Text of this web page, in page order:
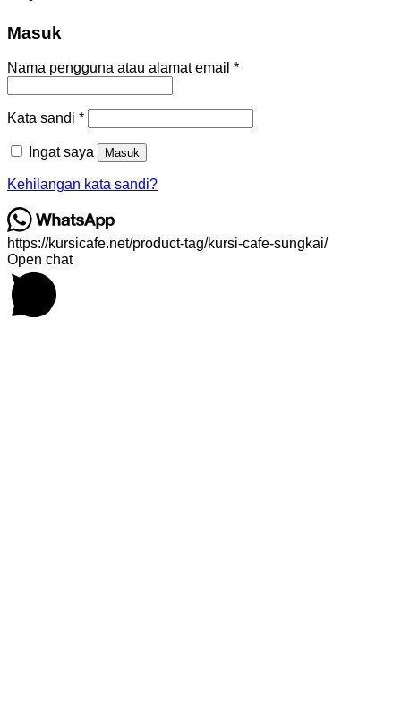
Masuk
Nama pengguna atau alamat email *Wajib
Kata sandi *Wajib
Ingat saya Masuk
Kehilangan kata sandi?
https://kursicafe.net/product-tag/kursi-cafe-sungkai/
Open chat